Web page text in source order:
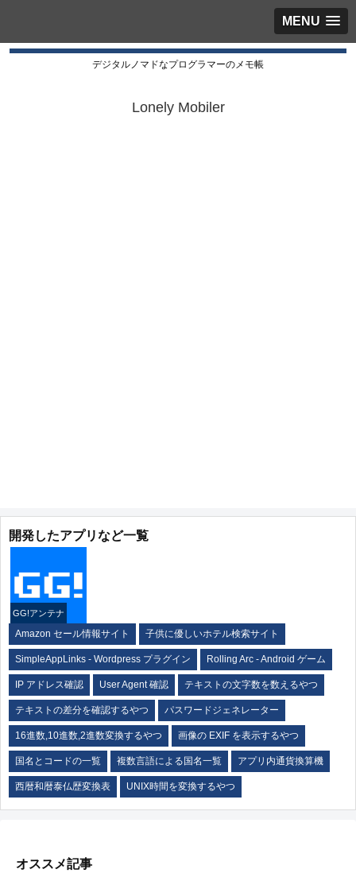
MENU
デジタルノマドなプログラマーのメモ帳
Lonely Mobiler
開発したアプリなど一覧
GG!アンテナ
Amazon セール情報サイト 子供に優しいホテル検索サイト
SimpleAppLinks - Wordpress プラグイン Rolling Arc - Android ゲーム
IP アドレス確認 User Agent 確認 テキストの文字数を数えるやつ
テキストの差分を確認するやつ パスワードジェネレーター
16進数,10進数,2進数変換するやつ 画像の EXIF を表示するやつ
国名とコードの一覧 複数言語による国名一覧 アプリ内通貨換算機
西暦和暦泰仏歴変換表 UNIX時間を変換するやつ
オススメ記事